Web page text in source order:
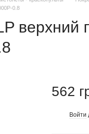
0.8
562
Войти